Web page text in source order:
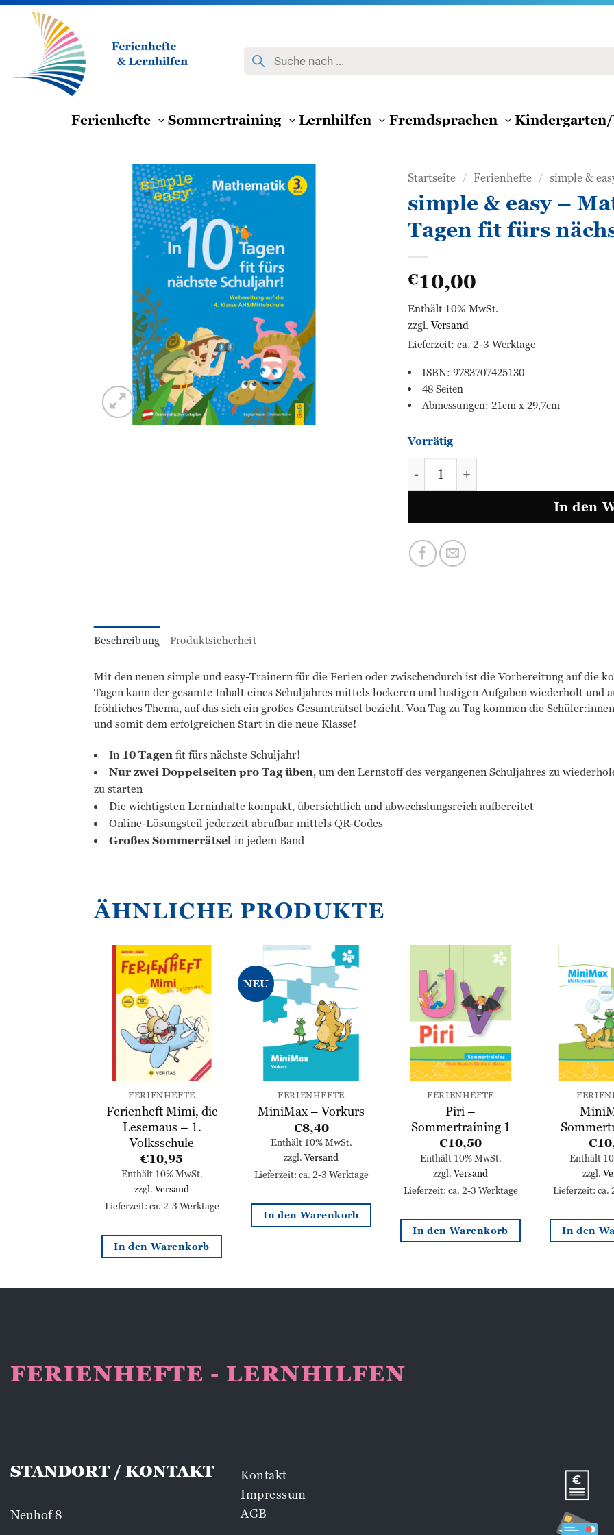
Zum
springen
Products
search
Ferienhefte Sommertraining Lernhilfen Fremdsprachen
Startseite / Ferienhefte / simple &
simple & easy –
Tagen fit fürs
€10,00
Enthält 10% MwSt.
zzgl.Versand
Lieferzeit: ca. 2-3 Werktage
ISBN: 9783707425130
48 Seiten
Abmessungen: 21cm x 29,7cm
Vorrätig
simple & easy - Mathematik 3 (in
In den
Beschreibung Produktsicherheit
Mit den neuen simple und easy-Trainern für die Ferien oder zwischendurch ist die Vorbereitung auf die
Tagen kann der gesamte Inhalt eines Schuljahres mittels lockeren und lustigen Aufgaben wiederholt und
fröhliches Thema, auf das sich ein großes Gesamträtsel bezieht. Von Tag zu Tag kommen die
und somit dem erfolgreichen Start in die neue Klasse!
In 10 Tagenfit fürs nächste Schuljahr!
Nur zwei Doppelseiten pro Tag üben, um den Lernstoff des vergangenen Schuljahres zu
zu starten
Die wichtigsten Lerninhalte kompakt, übersichtlich und abwechslungsreich aufbereitet
Online-Lösungsteil jederzeit abrufbar mittels QR-Codes
Großes Sommerrätselin jedem Band
ÄHNLICHE PRODUKTE
Zur
Wunschliste
hinzufügen
FERIENHEFTE
Ferienheft Mimi, die
Lesemaus – 1.
Volksschule
€10,95
Enthält 10% MwSt.
zzgl.Versand
Lieferzeit: ca. 2-3 Werktage
In den Warenkorb
NEU
Zur
Wunschliste
hinzufügen
FERIENHEFTE
MiniMax – Vorkurs
€8,40
Enthält 10% MwSt.
zzgl.Versand
Lieferzeit: ca. 2-3 Werktage
In den Warenkorb
Zur
Wunschliste
hinzufügen
FERIENHEFTE
Piri –
Sommertraining 1
€10,50
Enthält 10% MwSt.
zzgl.Versand
Lieferzeit: ca. 2-3 Werktage
In den Warenkorb
€
Enthält
zzgl.
Lieferzeit: ca.
In den
FERIENHEFTE - LERNHILFEN
STANDORT / KONTAKT
Neuhof 8
Kontakt
Impressum
AGB